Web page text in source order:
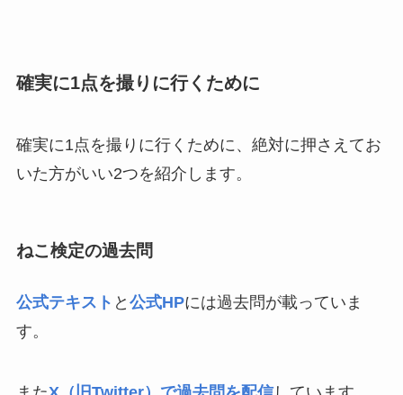
確実に1点を撮りに行くために
確実に1点を撮りに行くために、絶対に押さえてお
いた方がいい2つを紹介します。
ねこ検定の過去問
公式テキスト と 公式HPには過去問が載っていま
す。